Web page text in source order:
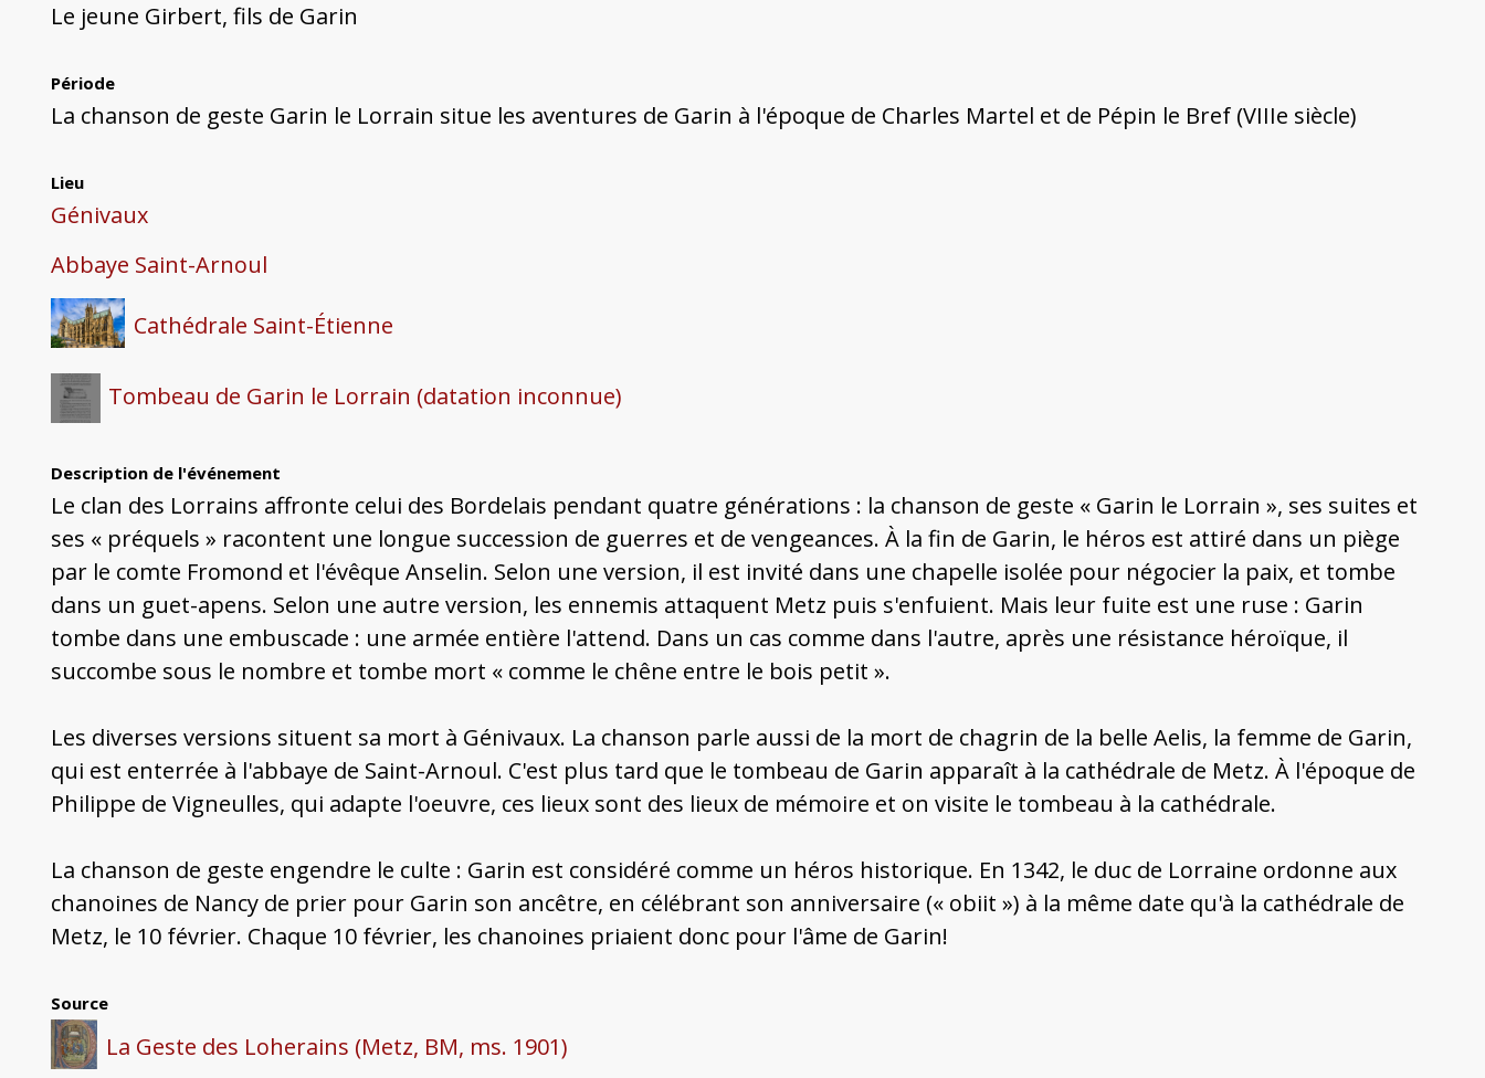
Le jeune Girbert, fils de Garin
Période
La chanson de geste Garin le Lorrain situe les aventures de Garin à l'époque de Charles Martel et de Pépin le Bref (VIIIe siècle)
Lieu
Génivaux
Abbaye Saint-Arnoul
Cathédrale Saint-Étienne
Tombeau de Garin le Lorrain (datation inconnue)
Description de l'événement
Le clan des Lorrains affronte celui des Bordelais pendant quatre générations : la chanson de geste « Garin le Lorrain », ses suites et
ses « préquels » racontent une longue succession de guerres et de vengeances. À la fin de Garin, le héros est attiré dans un piège
par le comte Fromond et l'évêque Anselin. Selon une version, il est invité dans une chapelle isolée pour négocier la paix, et tombe
dans un guet-apens. Selon une autre version, les ennemis attaquent Metz puis s'enfuient. Mais leur fuite est une ruse : Garin
tombe dans une embuscade : une armée entière l'attend. Dans un cas comme dans l'autre, après une résistance héroïque, il
succombe sous le nombre et tombe mort « comme le chêne entre le bois petit ».
Les diverses versions situent sa mort à Génivaux. La chanson parle aussi de la mort de chagrin de la belle Aelis, la femme de Garin,
qui est enterrée à l'abbaye de Saint-Arnoul. C'est plus tard que le tombeau de Garin apparaît à la cathédrale de Metz. À l'époque de
Philippe de Vigneulles, qui adapte l'oeuvre, ces lieux sont des lieux de mémoire et on visite le tombeau à la cathédrale.
La chanson de geste engendre le culte : Garin est considéré comme un héros historique. En 1342, le duc de Lorraine ordonne aux
chanoines de Nancy de prier pour Garin son ancêtre, en célébrant son anniversaire (« obiit ») à la même date qu'à la cathédrale de
Metz, le 10 février. Chaque 10 février, les chanoines priaient donc pour l'âme de Garin!
Source
La Geste des Loherains (Metz, BM, ms. 1901)